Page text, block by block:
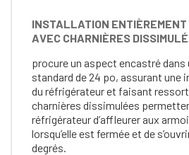
INSTALLATION
AVEC CHARNIÈRES
procure un aspect encastré dans
standard de 24 po, assurant
du réfrigérateur et faisant
charnières dissimulées
réfrigérateur d’affleurer aux
lorsqu’elle est fermée et de
degrés.